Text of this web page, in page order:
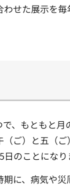
せた展示を毎
、もともと月
ご）と五（
のことになり
に、病気や